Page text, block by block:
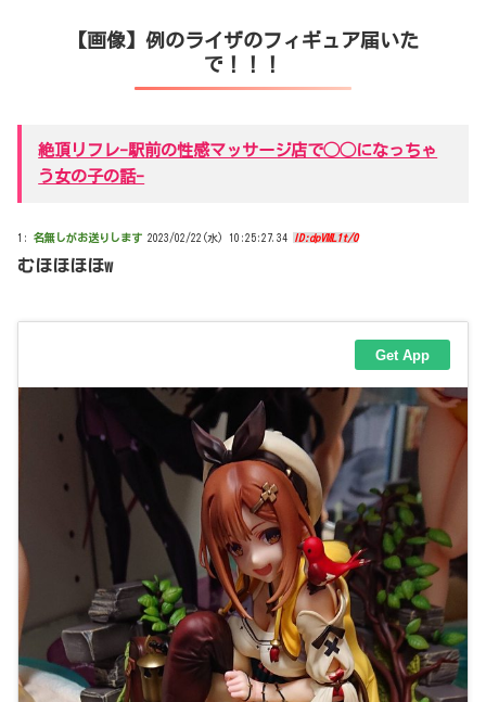
【画像】例のライザのフィギュア届いた
で！！！
絶頂リフレ-駅前の性感マッサージ店で◯◯になっちゃ
う女の子の話-
1: 名無しがお送りします 2023/02/22(水) 10:25:27.34 ID:dpVML1t/0
むほほほほw